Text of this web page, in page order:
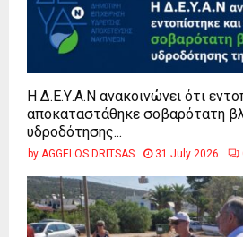
Η Δ.Ε.Υ.Α.Ν ανακοινώνει ότι
αποκαταστάθηκε σοβαρότατη
υδροδότησης...
by AGGELOS DRITSAS 31 July 2026